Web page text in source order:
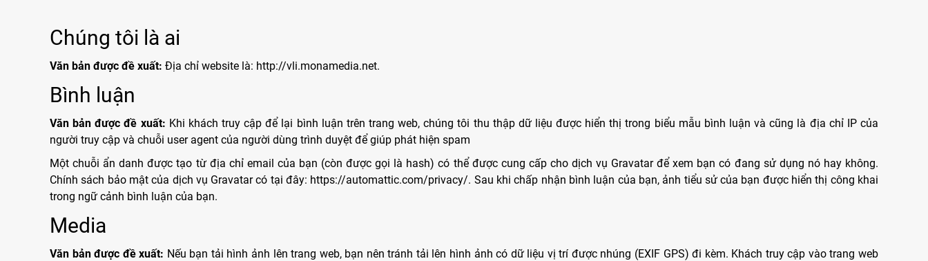
Chúng tôi là ai
Văn bản được đề xuất: Địa chỉ website là: http://vli.monamedia.net.
Bình luận
Văn bản được đề xuất: Khi khách truy cập để lại bình luận trên trang web, chúng tôi thu thập dữ liệu được hiển thị trong biểu mẫu bình luận và cũng là địa chỉ IP của
người truy cập và chuỗi user agent của người dùng trình duyệt để giúp phát hiện spam
Một chuỗi ẩn danh được tạo từ địa chỉ email của bạn (còn được gọi là hash) có thể được cung cấp cho dịch vụ Gravatar để xem bạn có đang sử dụng nó hay không.
Chính sách bảo mật của dịch vụ Gravatar có tại đây: https://automattic.com/privacy/. Sau khi chấp nhận bình luận của bạn, ảnh tiểu sử của bạn được hiển thị công khai
trong ngữ cảnh bình luận của bạn.
Media
Văn bản được đề xuất: Nếu bạn tải hình ảnh lên trang web, bạn nên tránh tải lên hình ảnh có dữ liệu vị trí được nhúng (EXIF GPS) đi kèm. Khách truy cập vào trang web